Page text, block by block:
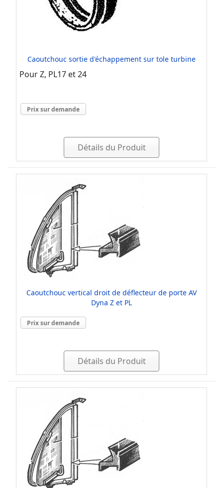
Caoutchouc sortie d'échappement sur tole turbine
Pour Z, PL17 et 24
Prix sur demande
Détails du Produit
Caoutchouc vertical droit de déflecteur de porte AV
Dyna Z et PL
Prix sur demande
Détails du Produit